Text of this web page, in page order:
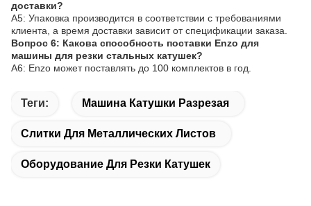
доставки?
A5: Упаковка производится в соответствии с требованиями
клиента, а время доставки зависит от спецификации заказа.
Вопрос 6: Какова способность поставки Enzo для
машины для резки стальных катушек?
A6: Enzo может поставлять до 100 комплектов в год.
Теги: Машина Катушки Разрезая
Слитки Для Металлических Листов
Оборудование Для Резки Катушек